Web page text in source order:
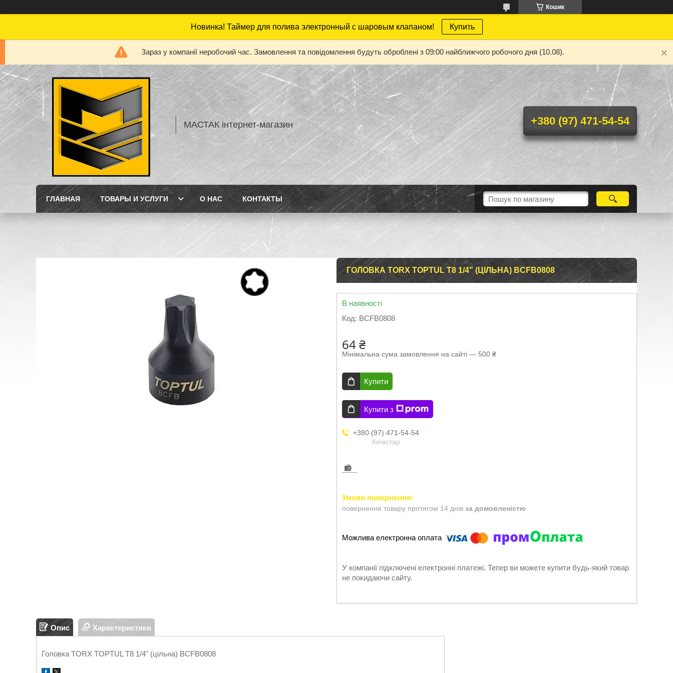
Кошик
Новинка! Таймер для полива электронный с шаровым клапаном! Купить
Зараз у компанії неробочий час. Замовлення та повідомлення будуть оброблені з 09:00 найближчого робочого дня (10.08).
МАСТАК інтернет-магазин +380 (97) 471-54-54
ГЛАВНАЯ ТОВАРЫ И УСЛУГИ О НАС КОНТАКТЫ
ГОЛОВКА TORX TOPTUL T8 1/4" (ЦІЛЬНА) BCFB0808
В наявності
Код: BCFB0808
64 ₴
Мінімальна сума замовлення на сайті — 500 ₴
Купити
Купити з
+380 (97) 471-54-54
Київстар
повернення товару протягом 14 днів за домовленістю
У компанії підключені електронні платежі. Тепер ви можете купити будь-який товар
не покидаючи сайту.
Опис Характеристики
Головка TORX TOPTUL T8 1/4" (цільна) BCFB0808